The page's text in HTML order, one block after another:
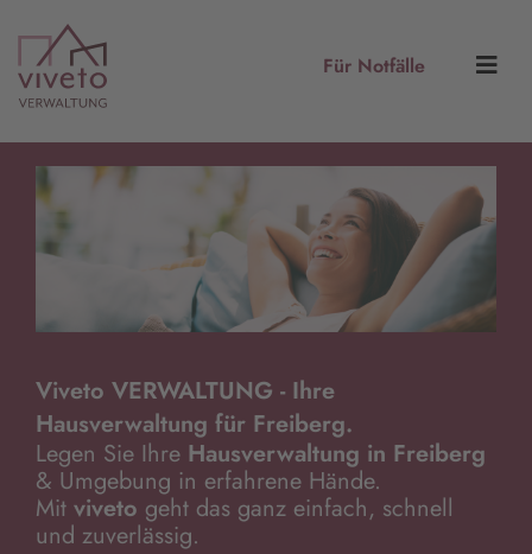
Für Notfälle
Viveto VERWALTUNG - Ihre
Hausverwaltung für Freiberg.
Legen Sie Ihre Hausverwaltung in Freiberg
& Umgebung in erfahrene Hände.
Mit viveto geht das ganz einfach, schnell
und zuverlässig.